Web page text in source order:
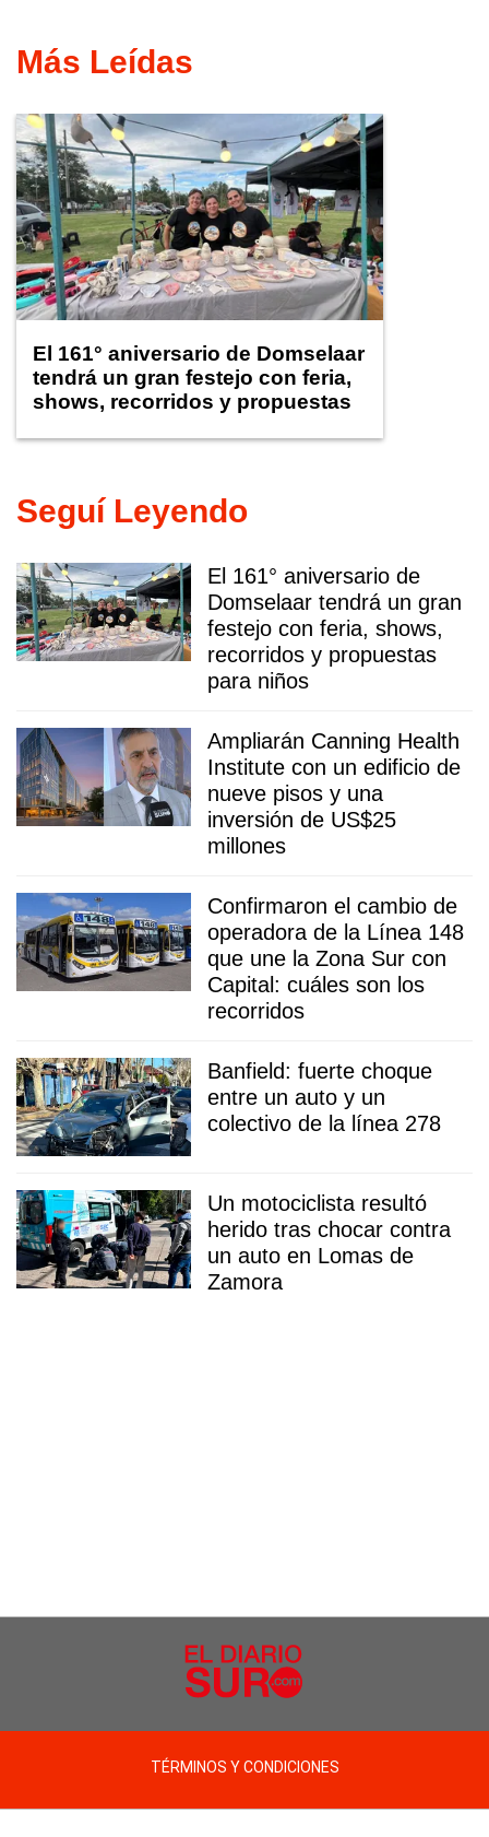
Más Leídas
El 161° aniversario de Domselaar
tendrá un gran festejo con feria,
shows, recorridos y propuestas
Seguí Leyendo
El 161° aniversario de
Domselaar tendrá un gran
festejo con feria, shows,
recorridos y propuestas
para niños
Ampliarán Canning Health
Institute con un edificio de
nueve pisos y una
inversión de US$25
millones
Confirmaron el cambio de
operadora de la Línea 148
que une la Zona Sur con
Capital: cuáles son los
recorridos
Banfield: fuerte choque
entre un auto y un
colectivo de la línea 278
Un motociclista resultó
herido tras chocar contra
un auto en Lomas de
Zamora
TÉRMINOS Y CONDICIONES